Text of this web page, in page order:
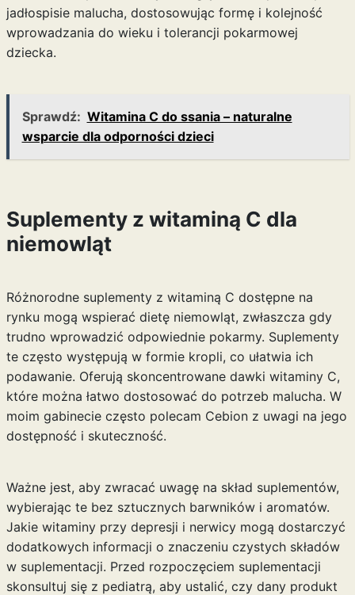
jadłospisie malucha, dostosowując formę i kolejność
wprowadzania do wieku i tolerancji pokarmowej
dziecka.
Sprawdź: Witamina C do ssania – naturalne
wsparcie dla odporności dzieci
Suplementy z witaminą C dla
niemowląt
Różnorodne suplementy z witaminą C dostępne na
rynku mogą wspierać dietę niemowląt, zwłaszcza gdy
trudno wprowadzić odpowiednie pokarmy. Suplementy
te często występują w formie kropli, co ułatwia ich
podawanie. Oferują skoncentrowane dawki witaminy C,
które można łatwo dostosować do potrzeb malucha. W
moim gabinecie często polecam Cebion z uwagi na jego
dostępność i skuteczność.
Ważne jest, aby zwracać uwagę na skład suplementów,
wybierając te bez sztucznych barwników i aromatów.
Jakie witaminy przy depresji i nerwicymogą dostarczyć
dodatkowych informacji o znaczeniu czystych składów
w suplementacji. Przed rozpoczęciem suplementacji
skonsultuj się z pediatrą, aby ustalić, czy dany produkt